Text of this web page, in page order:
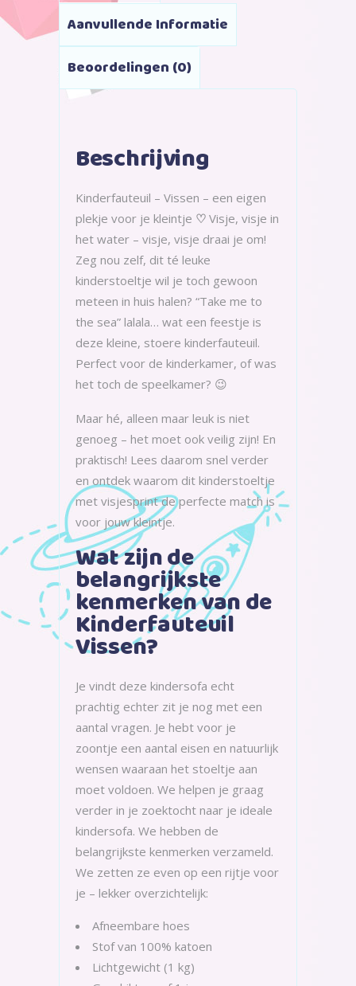
Aanvullende Informatie
Beoordelingen (0)
Beschrijving
Kinderfauteuil – Vissen – een eigen
plekje voor je kleintje ♡ Visje, visje in
het water – visje, visje draai je om!
Zeg nou zelf, dit té leuke
kinderstoeltje wil je toch gewoon
meteen in huis halen? “Take me to
the sea” lalala… wat een feestje is
deze kleine, stoere kinderfauteuil.
Perfect voor de kinderkamer, of was
het toch de speelkamer? 😉
Maar hé, alleen maar leuk is niet
genoeg – het moet ook veilig zijn! En
praktisch! Lees daarom snel verder
en ontdek waarom dit kinderstoeltje
met visjesprint de perfecte match is
voor jouw kleintje.
Wat zijn de
belangrijkste
kenmerken van de
Kinderfauteuil
Vissen?
Je vindt deze kindersofa echt
prachtig echter zit je nog met een
aantal vragen. Je hebt voor je
zoontje een aantal eisen en natuurlijk
wensen waaraan het stoeltje aan
moet voldoen. We helpen je graag
verder in je zoektocht naar je ideale
kindersofa. We hebben de
belangrijkste kenmerken verzameld.
We zetten ze even op een rijtje voor
je – lekker overzichtelijk:
Afneembare hoes
Stof van 100% katoen
Lichtgewicht (1 kg)